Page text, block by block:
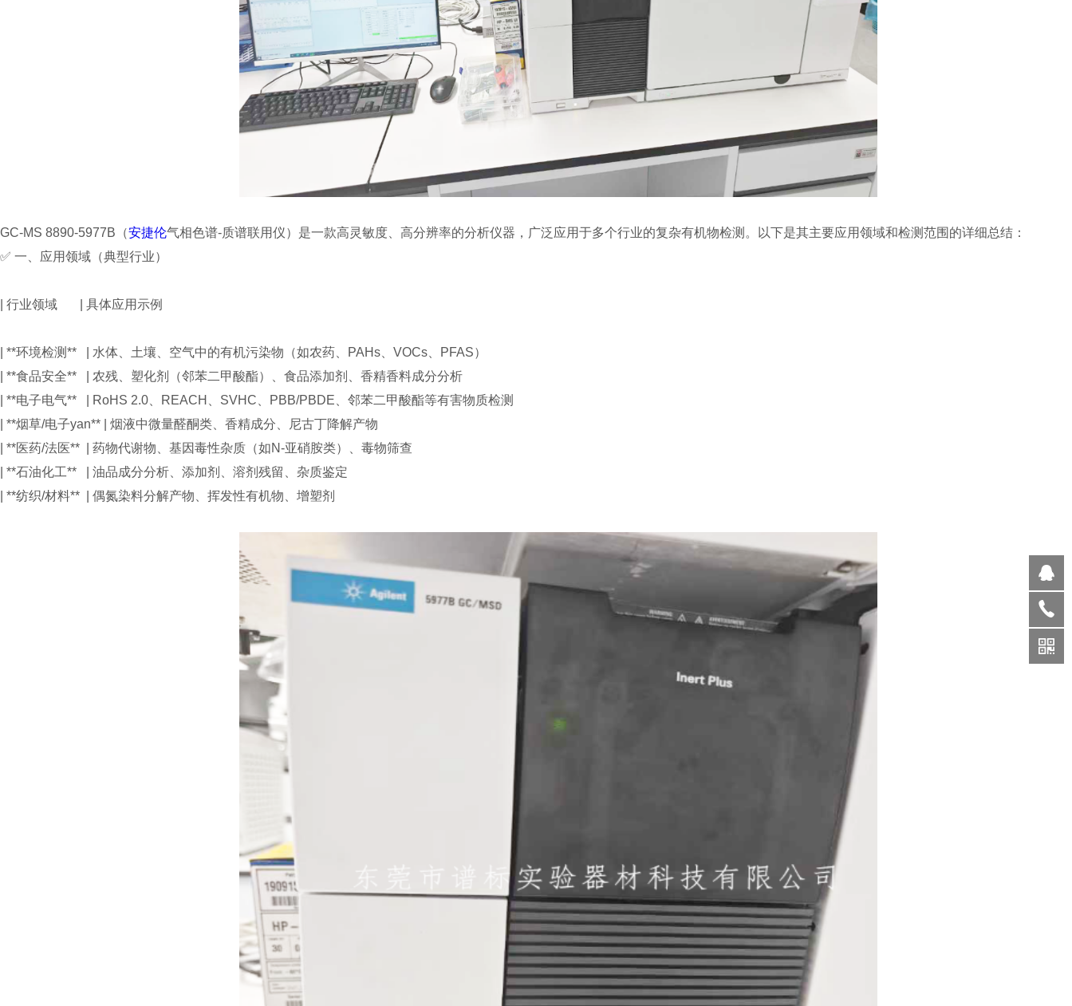
GC-MS 8890-5977B（安捷伦气相色谱-质谱联用仪）是一款高灵敏度、高分辨率的分析仪器，广泛应用于多个行业的复杂有机物检测。以下是其主要应用领域和检测范围的详细总结：
✅ 一、应用领域（典型行业）
| 行业领域 | 具体应用示例
| **环境检测** | 水体、土壤、空气中的有机污染物（如农药、PAHs、VOCs、PFAS）
| **食品安全** | 农残、塑化剂（邻苯二甲酸酯）、食品添加剂、香精香料成分分析
| **电子电气** | RoHS 2.0、REACH、SVHC、PBB/PBDE、邻苯二甲酸酯等有害物质检测
| **烟草/电子yan** | 烟液中微量醛酮类、香精成分、尼古丁降解产物
| **医药/法医** | 药物代谢物、基因毒性杂质（如N-亚硝胺类）、毒物筛查
| **石油化工** | 油品成分分析、添加剂、溶剂残留、杂质鉴定
| **纺织/材料** | 偶氮染料分解产物、挥发性有机物、增塑剂